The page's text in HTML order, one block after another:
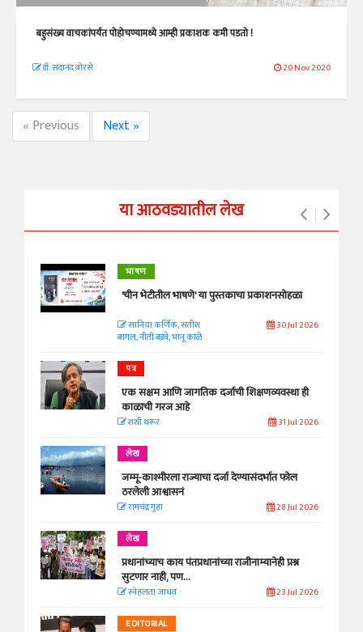
बहुसंख्य वाचकांपर्यंत पोहोचण्यामध्ये आम्ही प्रकाशक कमी पडतो !
डॉ. सदानंद बोरसे 20 Nov 2020
« Previous Next »
या आठवड्यातील लेख
भाषण
'चीन भेटीतील भाषणे' या पुस्तकाचा प्रकाशनसोहळा
सानिया कर्णिक, सतीश
बागल, नीती बडवे, भानू काळे
30 Jul 2026
पत्र
एक सक्षम आणि जागतिक दर्जाची शिक्षणव्यवस्था ही
काळाची गरज आहे
शशी थरूर 31 Jul 2026
लेख
जम्मू-काश्मीरला राज्याचा दर्जा देण्यासंदर्भात फोल
ठरलेली आश्वासनं
रामचंद्र गुहा 28 Jul 2026
लेख
प्रधानांच्याच काय पंतप्रधानांच्या राजीनाम्यानेही प्रश्न
सुटणार नाही, पण...
स्नेहलता जाधव 23 Jul 2026
EDITORIAL